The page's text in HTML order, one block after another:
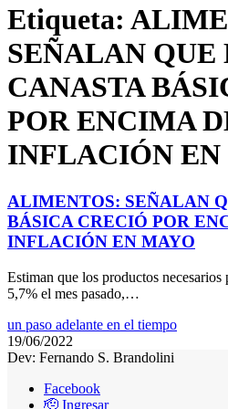
Etiqueta:
SEÑALAN QUE
CANASTA
POR ENCIMA
INFLACIÓN EN
ALIMENTOS: SEÑALAN
BÁSICA CRECIÓ POR
INFLACIÓN EN MAYO
Estiman que los productos
5,7% el mes pasado,…
un paso adelante en el tiempo
19/06/2022
Dev: Fernando S. Brandolini
Facebook
🫡 Ingresar